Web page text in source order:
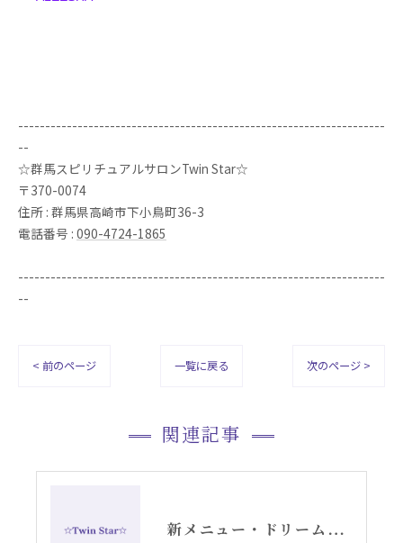
--------------------------------------------------------------------
--
☆群馬スピリチュアルサロンTwin Star☆
〒370-0074
住所 : 群馬県高崎市下小鳥町36-3
電話番号 : 090-4724-1865
--------------------------------------------------------------------
--
< 前のページ 一覧に戻る 次のページ >
関連記事
新メニュー・ドリームデコードセッションお知らせ